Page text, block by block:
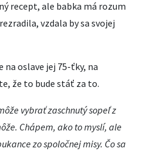
recept, ale babka má rozum
vzdala by sa svojej
na oslave jej 75-ťky, na
že to bude stáť za to.
vybrať zaschnutý sopeľ z
Chápem, ako to myslí, ale
zo spoločnej misy. Čo sa